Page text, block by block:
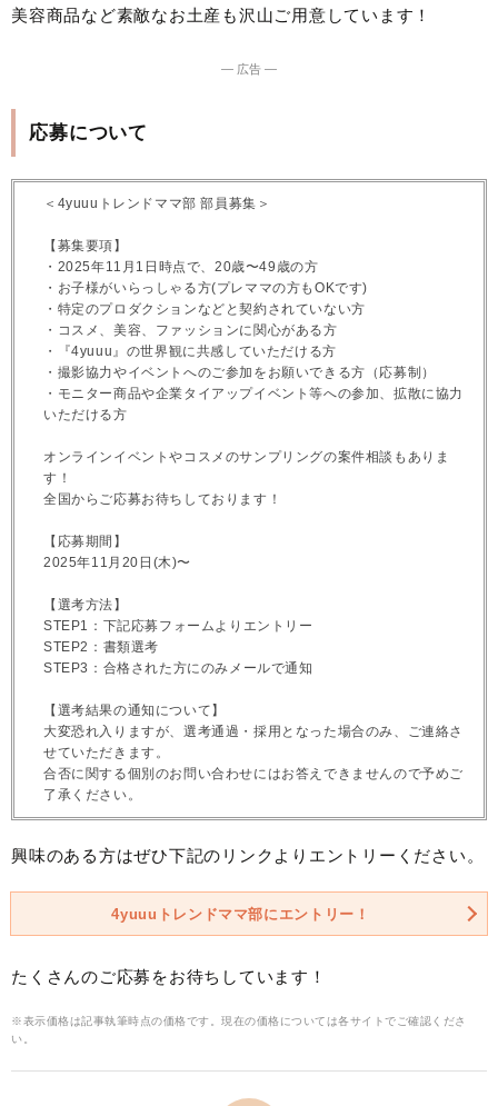
美容商品など素敵なお土産も沢山ご用意しています！
― 広告 ―
応募について
＜4yuuuトレンドママ部 部員募集＞
【募集要項】
・2025年11月1日時点で、20歳〜49歳の方
・お子様がいらっしゃる方(プレママの方もOKです)
・特定のプロダクションなどと契約されていない方
・コスメ、美容、ファッションに関心がある方
・『4yuuu』の世界観に共感していただける方
・撮影協力やイベントへのご参加をお願いできる方（応募制）
・モニター商品や企業タイアップイベント等への参加、拡散に協力
いただける方
オンラインイベントやコスメのサンプリングの案件相談もありま
す！
全国からご応募お待ちしております！
【応募期間】
2025年11月20日(木)〜
【選考方法】
STEP1：下記応募フォームよりエントリー
STEP2：書類選考
STEP3：合格された方にのみメールで通知
【選考結果の通知について】
大変恐れ入りますが、選考通過・採用となった場合のみ、ご連絡さ
せていただきます。
合否に関する個別のお問い合わせにはお答えできませんので予めご
了承ください。
興味のある方はぜひ下記のリンクよりエントリーください。
4yuuuトレンドママ部にエントリー！
たくさんのご応募をお待ちしています！
※表示価格は記事執筆時点の価格です。現在の価格については各サイトでご確認くださ
い。